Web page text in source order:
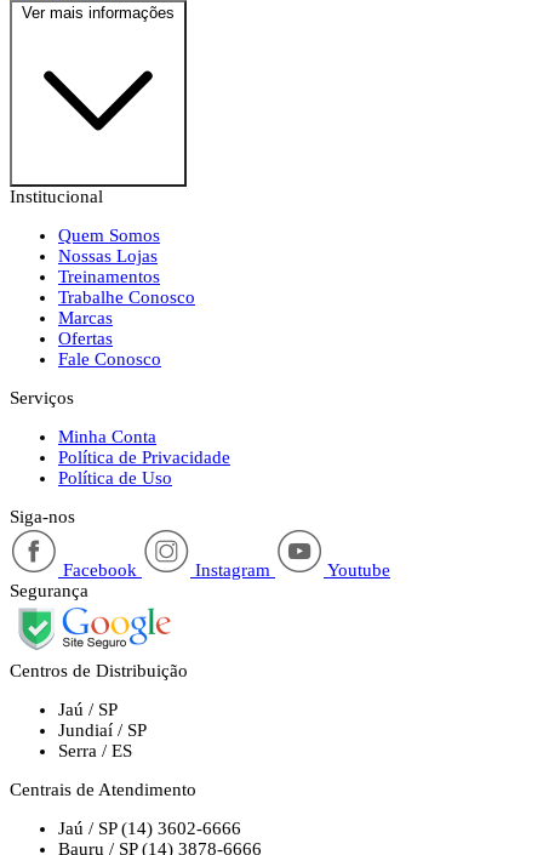
Ver mais informações
Institucional
Quem Somos
Nossas Lojas
Treinamentos
Trabalhe Conosco
Marcas
Ofertas
Fale Conosco
Serviços
Minha Conta
Política de Privacidade
Política de Uso
Siga-nos
Facebook Instagram
Youtube
Segurança
Centros de Distribuição
Jaú / SP
Jundiaí / SP
Serra / ES
Centrais de Atendimento
Jaú / SP (14) 3602-6666
Bauru / SP (14) 3878-6666